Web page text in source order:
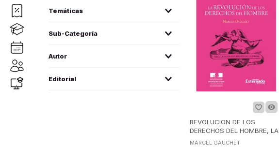
derecho
Sub-Categoría
derecho constitucional
Autor
Gauchet, Marcel
Editorial
REVOLUCION DE LOS
DERECHOS DEL HOMBRE, LA
MARCEL GAUCHET